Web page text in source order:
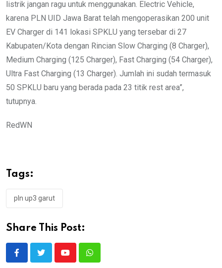
listrik jangan ragu untuk menggunakan. Electric Vehicle,
karena PLN UID Jawa Barat telah mengoperasikan 200 unit
EV Charger di 141 lokasi SPKLU yang tersebar di 27
Kabupaten/Kota dengan Rincian Slow Charging (8 Charger),
Medium Charging (125 Charger), Fast Charging (54 Charger),
Ultra Fast Charging (13 Charger). Jumlah ini sudah termasuk
50 SPKLU baru yang berada pada 23 titik rest area”,
tutupnya.
RedWN
Tags:
pln up3 garut
Share This Post:
YoutubeWhatsapp